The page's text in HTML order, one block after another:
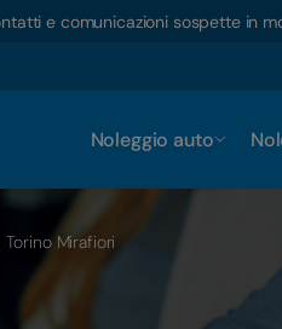
e comunicazioni sospette in
Noleggio auto
Torino Mirafiori